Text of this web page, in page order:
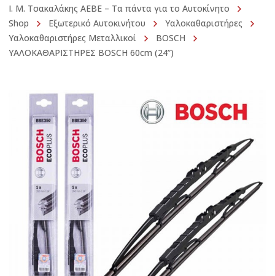
Ι. Μ. Τσακαλάκης ΑΕΒΕ – Τα πάντα για το Αυτοκίνητο
Shop
Εξωτερικό Αυτοκινήτου
Υαλοκαθαριστήρες
Υαλοκαθαριστήρες Μεταλλικοί
BOSCH
ΥΑΛΟΚΑΘΑΡΙΣΤΗΡΕΣ BOSCH 60cm (24”)